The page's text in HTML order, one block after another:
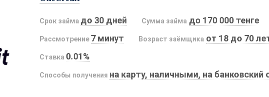
Срок займа до 30 дней Сумма займа до 170 000 тенге
Рассмотрение 7 минут Возраст заёмщика от 18 до 70
Ставка 0.01%
Способы получения на карту, наличными, на банковский